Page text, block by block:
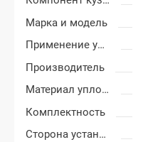
Марка и модель
Применение уплотнителя
Производитель
Материал уплотнителя
Комплектность
Сторона установки